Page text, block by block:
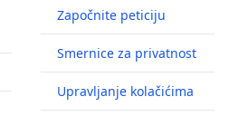
Započnite peticiju
Smernice za privatnost
Upravljanje kolačićima